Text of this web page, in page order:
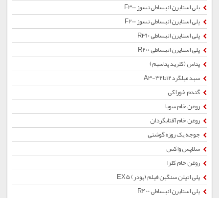
پلی استایرن انبساطی نسوز F300
پلی استایرن انبساطی نسوز F200
پلی استایرن انبساطی R310
پلی استایرن انبساطی R200
پتاس (کلرید پتاسیم)
سبد میلگرد12تا32-A3
گندم خوراکی
روغن خام سویا
روغن خام آفتابگردان
جوجه یک روزه گوشتی
سلاپس واکس
روغن خام کلزا
پلی اتیلن سنگین فیلم (پودر) EX5
پلی استایرن انبساطی R400